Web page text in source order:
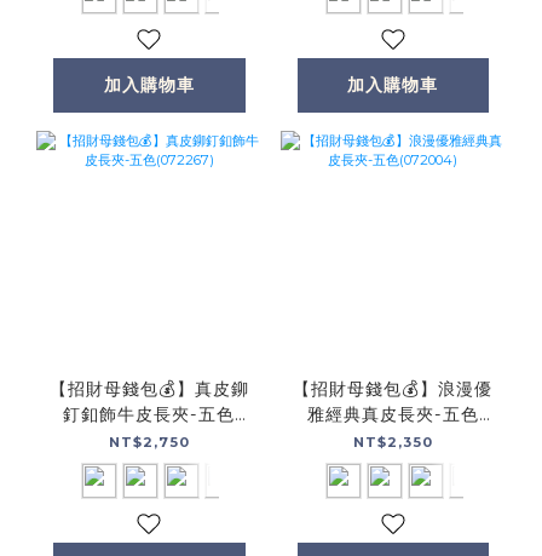
加入購物車 加入購物車
【招財母錢包💰】真皮鉚
釘釦飾牛皮長夾-五色
(072267)
NT$2,750
【招財母錢包💰】浪漫優
雅經典真皮長夾-五色
(072004)
NT$2,350